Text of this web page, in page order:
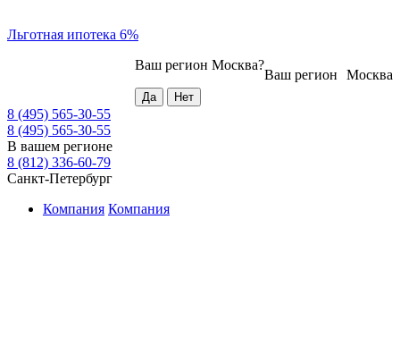
Льготная ипотека 6%
Москва
Ваш регион
Ваш регион Москва?
8 (495) 565-30-55
8 (495) 565-30-55
В вашем регионе
8 (812) 336-60-79
Санкт-Петербург
Компания Компания